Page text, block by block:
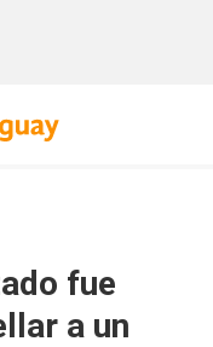
fue
a un